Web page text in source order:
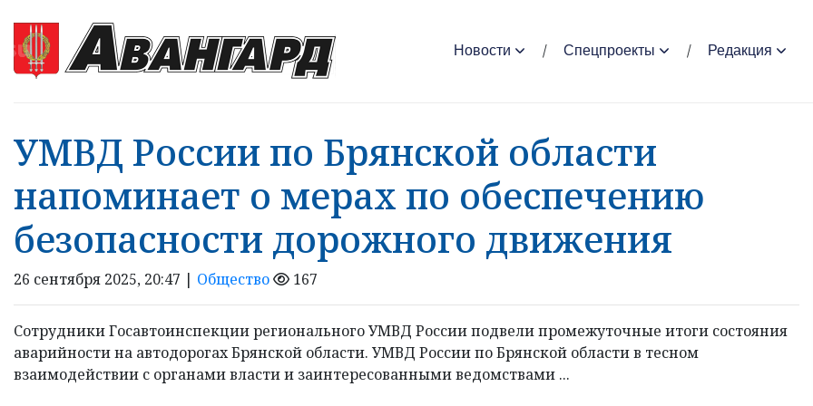
Новости Спецпроекты Редакция
УМВД России по Брянской области
напоминает о мерах по обеспечению
безопасности дорожного движения
26 сентября 2025, 20:47 | Общество 167
Сотрудники Госавтоинспекции регионального УМВД России подвели промежуточные итоги состояния
аварийности на автодорогах Брянской области. УМВД России по Брянской области в тесном
взаимодействии с органами власти и заинтересованными ведомствами ...